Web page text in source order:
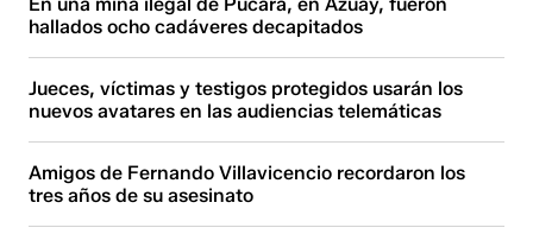
En una mina ilegal de Pucará, en Azuay, fueron
hallados ocho cadáveres decapitados
Jueces, víctimas y testigos protegidos usarán los
nuevos avatares en las audiencias telemáticas
Amigos de Fernando Villavicencio recordaron los
tres años de su asesinato